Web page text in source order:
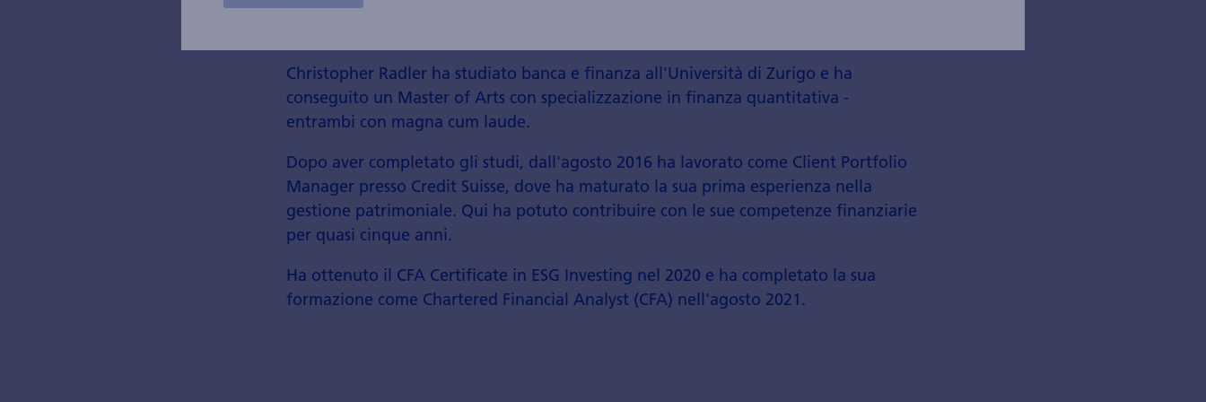
Christopher Radler ha studiato banca e finanza all'Università di Zurigo e ha
conseguito un Master of Arts con specializzazione in finanza quantitativa -
entrambi con magna cum laude.
Dopo aver completato gli studi, dall'agosto 2016 ha lavorato come Client Portfolio
Manager presso Credit Suisse, dove ha maturato la sua prima esperienza nella
gestione patrimoniale. Qui ha potuto contribuire con le sue competenze finanziarie
per quasi cinque anni.
Ha ottenuto il CFA Certificate in ESG Investing nel 2020 e ha completato la sua
formazione come Chartered Financial Analyst (CFA) nell'agosto 2021.